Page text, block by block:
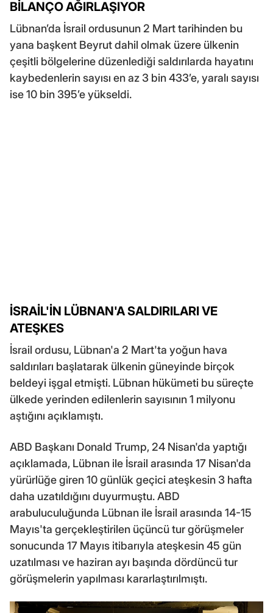
BİLANÇO AĞIRLAŞIYOR
Lübnan’da İsrail ordusunun 2 Mart tarihinden bu
yana başkent Beyrut dahil olmak üzere ülkenin
çeşitli bölgelerine düzenlediği saldırılarda hayatını
kaybedenlerin sayısı en az 3 bin 433’e, yaralı sayısı
ise 10 bin 395’e yükseldi.
İSRAİL'İN LÜBNAN'A SALDIRILARI VE
ATEŞKES
İsrail ordusu, Lübnan'a 2 Mart'ta yoğun hava
saldırıları başlatarak ülkenin güneyinde birçok
beldeyi işgal etmişti. Lübnan hükümeti bu süreçte
ülkede yerinden edilenlerin sayısının 1 milyonu
aştığını açıklamıştı.
ABD Başkanı Donald Trump, 24 Nisan'da yaptığı
açıklamada, Lübnan ile İsrail arasında 17 Nisan'da
yürürlüğe giren 10 günlük geçici ateşkesin 3 hafta
daha uzatıldığını duyurmuştu. ABD
arabuluculuğunda Lübnan ile İsrail arasında 14-15
Mayıs'ta gerçekleştirilen üçüncü tur görüşmeler
sonucunda 17 Mayıs itibarıyla ateşkesin 45 gün
uzatılması ve haziran ayı başında dördüncü tur
görüşmelerin yapılması kararlaştırılmıştı.